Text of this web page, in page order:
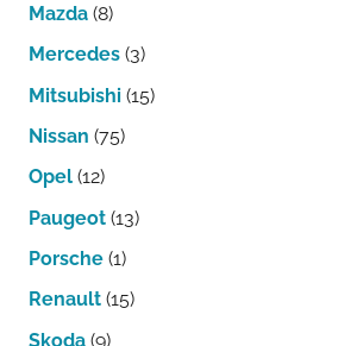
Mazda (8)
Mercedes (3)
Mitsubishi (15)
Nissan (75)
Opel (12)
Paugeot (13)
Porsche (1)
Renault (15)
Skoda (9)